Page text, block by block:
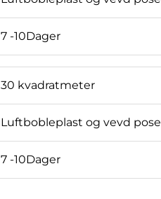
7 -10Dager
30 kvadratmeter
Luftbobleplast og vevd pose
7 -10Dager